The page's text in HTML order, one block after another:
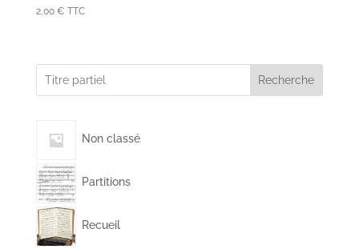
2,00 € TTC
Recherche
Non classé
Partitions
Recueil